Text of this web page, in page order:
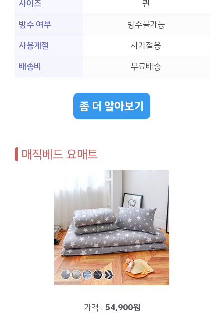
사이즈
퀸
방수 여부
방수불가능
사용계절
사계절용
배송비
무료배송
좀 더 알아보기
매직베드 요매트
가격 : 54,900원